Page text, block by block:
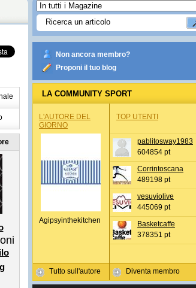
Non ancora membro?
Proponi il tuo blog
LA COMMUNITY SPORT
L'AUTORE DEL
GIORNO
Agipsyinthekitchen
Tutto sull'autore
TOP UTENTI
pablitosway1983
604854 pt
Corrintoscana
489198 pt
vesuviolive
445069 pt
Basketcaffe
378351 pt
Diventa membro